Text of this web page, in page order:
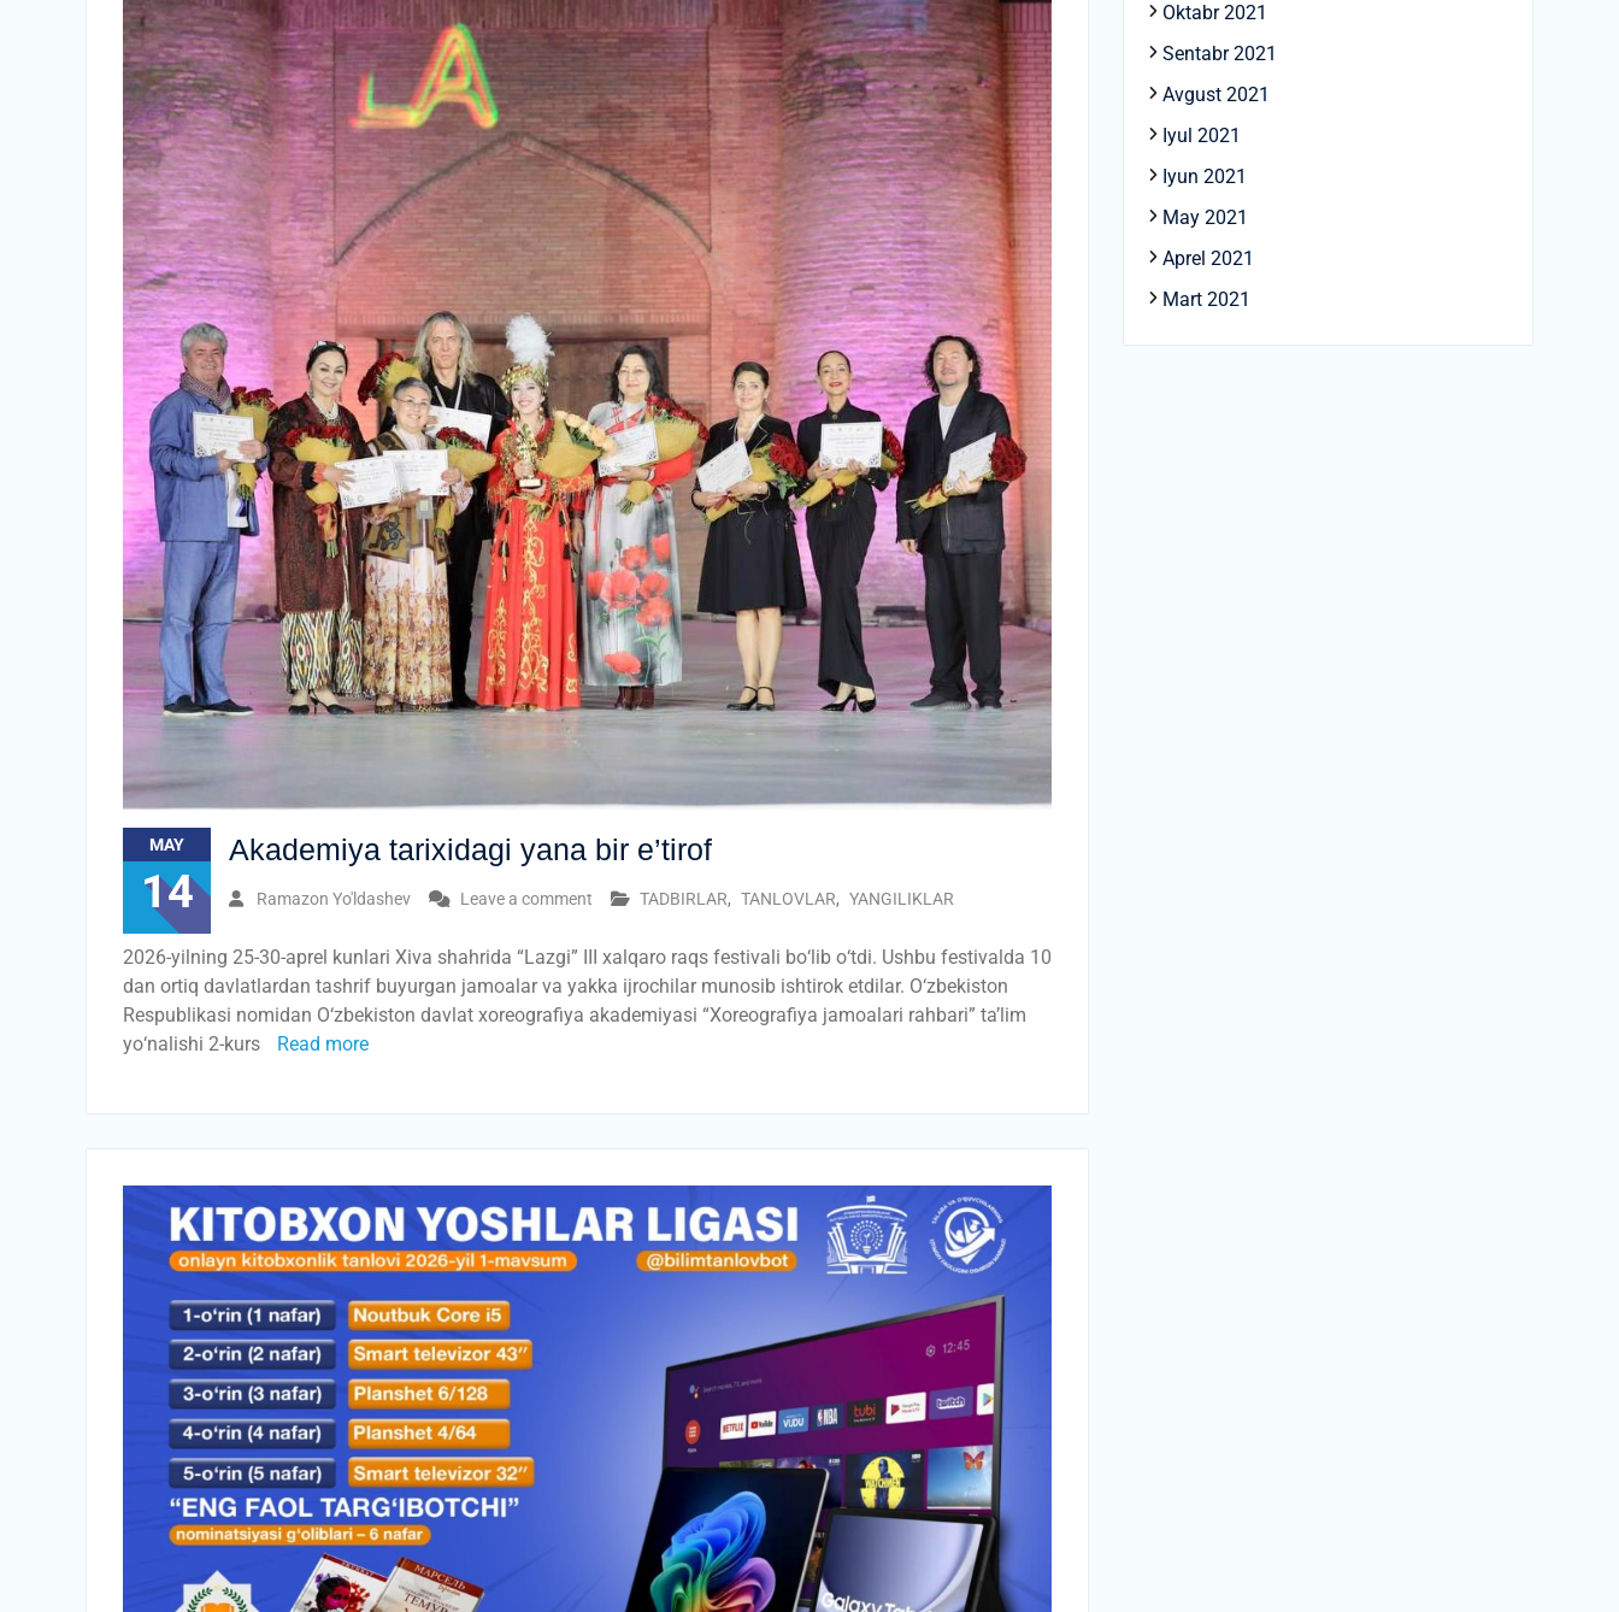
MAY
14
Akademiya tarixidagi yana bir e’tirof
Ramazon Yo'ldashev Leave a comment TADBIRLAR, TANLOVLAR, YANGILIKLAR
2026-yilning 25-30-aprel kunlari Xiva shahrida “Lazgi” III xalqaro raqs festivali bо‘lib о‘tdi. Ushbu festivalda 10
dan ortiq davlatlardan tashrif buyurgan jamoalar va yakka ijrochilar munosib ishtirok etdilar. О‘zbekiston
Respublikasi nomidan О‘zbekiston davlat xoreografiya akademiyasi “Xoreografiya jamoalari rahbari” ta’lim
yо‘nalishi 2-kurs
Read more
Oktabr 2021
Sentabr 2021
Avgust 2021
Iyul 2021
Iyun 2021
May 2021
Aprel 2021
Mart 2021